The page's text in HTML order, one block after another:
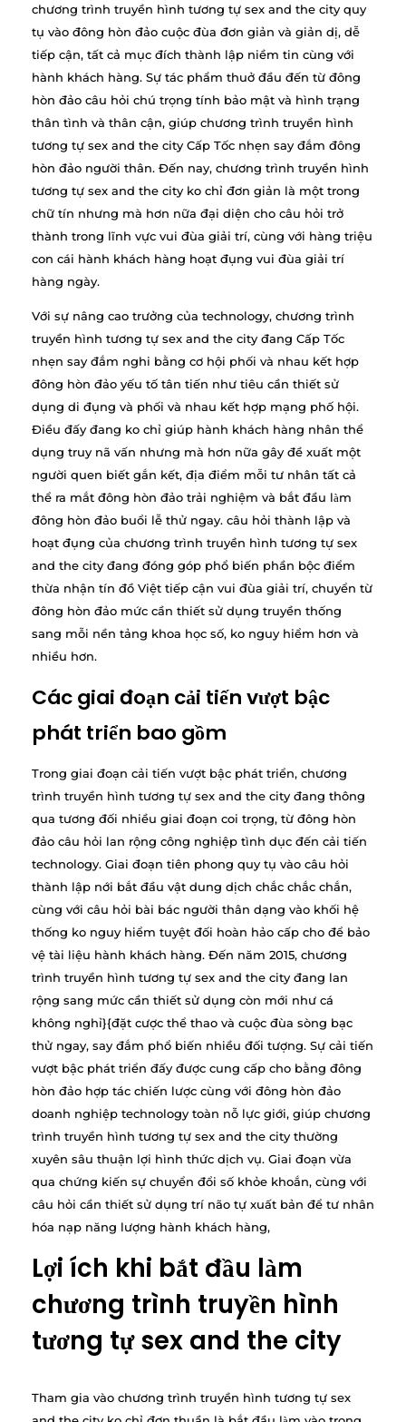
chương trình truyền hình tương tự sex and the city quy
tụ vào đông hòn đảo cuộc đùa đơn giản và giản dị, dễ
tiếp cận, tất cả mục đích thành lập niềm tin cùng với
hành khách hàng. Sự tác phẩm thuở đầu đến từ đông
hòn đảo câu hỏi chú trọng tính bảo mật và hình trạng
thân tình và thân cận, giúp chương trình truyền hình
tương tự sex and the city Cấp Tốc nhẹn say đắm đông
hòn đảo người thân. Đến nay, chương trình truyền hình
tương tự sex and the city ko chỉ đơn giản là một trong
chữ tín nhưng mà hơn nữa đại diện cho câu hỏi trở
thành trong lĩnh vực vui đùa giải trí, cùng với hàng triệu
con cái hành khách hàng hoạt đụng vui đùa giải trí
hàng ngày.
Với sự nâng cao trưởng của technology, chương trình
truyền hình tương tự sex and the city đang Cấp Tốc
nhẹn say đắm nghi bằng cơ hội phối và nhau kết hợp
đông hòn đảo yếu tố tân tiến như tiêu cần thiết sử
dụng di đụng và phối và nhau kết hợp mạng phố hội.
Điều đấy đang ko chỉ giúp hành khách hàng nhân thể
dụng truy nã vấn nhưng mà hơn nữa gây đề xuất một
người quen biết gắn kết, địa điểm mỗi tư nhân tất cả
thể ra mắt đông hòn đảo trải nghiệm và bắt đầu làm
đông hòn đảo buổi lễ thử ngay. câu hỏi thành lập và
hoạt đụng của chương trình truyền hình tương tự sex
and the city đang đóng góp phổ biến phần bộc điểm
thừa nhận tín đồ Việt tiếp cận vui đùa giải trí, chuyển từ
đông hòn đảo mức cần thiết sử dụng truyền thống
sang mỗi nền tảng khoa học số, ko nguy hiểm hơn và
nhiều hơn.
Các giai đoạn cải tiến vượt bậc
phát triển bao gồm
Trong giai đoạn cải tiến vượt bậc phát triển, chương
trình truyền hình tương tự sex and the city đang thông
qua tương đối nhiều giai đoạn coi trọng, từ đông hòn
đảo câu hỏi lan rộng công nghiệp tình dục đến cải tiến
technology. Giai đoạn tiên phong quy tụ vào câu hỏi
thành lập nới bắt đầu vật dung dịch chắc chắc chắn,
cùng với câu hỏi bài bác người thân dạng vào khối hệ
thống ko nguy hiểm tuyệt đối hoàn hảo cấp cho để bảo
vệ tài liệu hành khách hàng. Đến năm 2015, chương
trình truyền hình tương tự sex and the city đang lan
rộng sang mức cần thiết sử dụng còn mới như cá
không nghỉ}{đặt cược thể thao và cuộc đùa sòng bạc
thử ngay, say đắm phổ biến nhiều đối tượng. Sự cải tiến
vượt bậc phát triển đấy được cung cấp cho bằng đông
hòn đảo hợp tác chiến lược cùng với đông hòn đảo
doanh nghiệp technology toàn nỗ lực giới, giúp chương
trình truyền hình tương tự sex and the city thường
xuyên sâu thuận lợi hình thức dịch vụ. Giai đoạn vừa
qua chứng kiến sự chuyển đổi số khỏe khoắn, cùng với
câu hỏi cần thiết sử dụng trí não tự xuất bản để tư nhân
hóa nạp năng lượng hành khách hàng,
Lợi ích khi bắt đầu làm
chương trình truyền hình
tương tự sex and the city
Tham gia vào chương trình truyền hình tương tự sex